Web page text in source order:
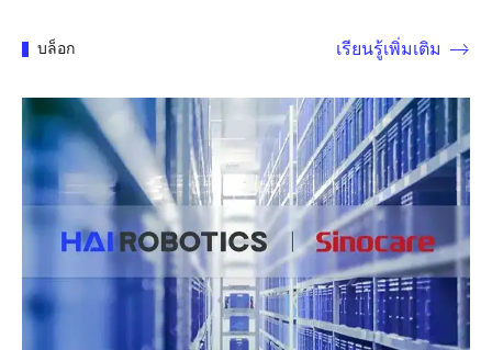
บล็อก เรียนรู้เพิ่มเติม